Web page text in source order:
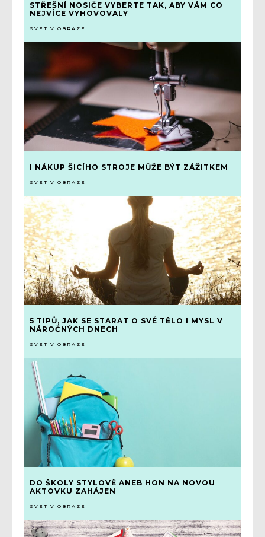
STŘEŠNÍ NOSIČE VYBERTE TAK, ABY VÁM CO
NEJVÍCE VYHOVOVALY
SVET V OBRAZE
I NÁKUP ŠICÍHO STROJE MŮŽE BÝT ZÁŽITKEM
SVET V OBRAZE
5 TIPŮ, JAK SE STARAT O SVÉ TĚLO I MYSL V
NÁROČNÝCH DNECH
SVET V OBRAZE
DO ŠKOLY STYLOVĚ ANEB HON NA NOVOU
AKTOVKU ZAHÁJEN
SVET V OBRAZE